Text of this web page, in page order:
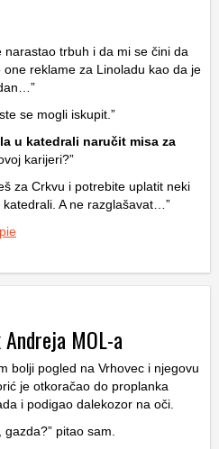
narastao trbuh i da mi se čini da
reklame za Linoladu kao da je
se mogli iskupit.”
u katedrali naručit misa za
karijeri?”
za Crkvu i potrebite uplatit neki
A ne razglašavat…”
MOL-a
bolji pogled na Vrhovec i njegovu
je otkoračao do proplanka
i podigao dalekozor na oči.
gazda?” pitao sam.